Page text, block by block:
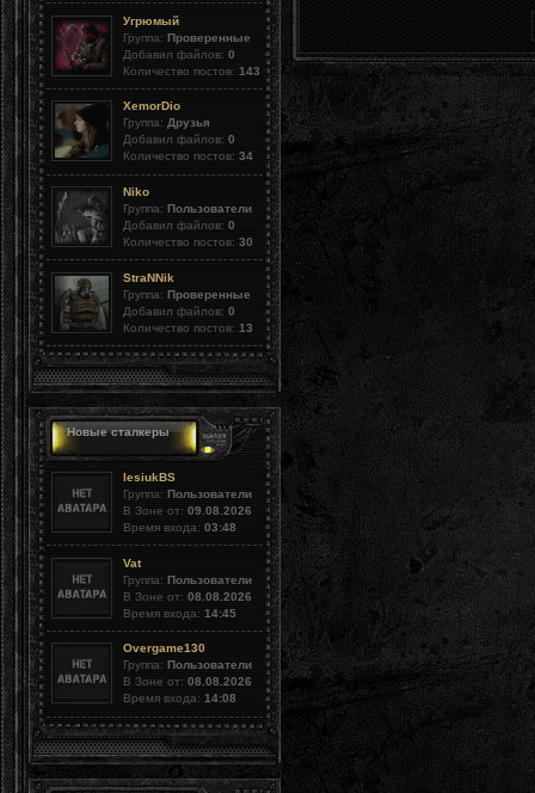
Угрюмый
Группа: Проверенные
Добавил файлов: 0
Количество постов: 143
XemorDio
Группа: Друзья
Добавил файлов: 0
Количество постов: 34
Niko
Группа: Пользователи
Добавил файлов: 0
Количество постов: 30
StraNNik
Группа: Проверенные
Добавил файлов: 0
Количество постов: 13
Новые сталкеры
lesiukBS
Группа: Пользователи
В Зоне от: 09.08.2026
Время входа: 03:48
Vat
Группа: Пользователи
В Зоне от: 08.08.2026
Время входа: 14:45
Overgame130
Группа: Пользователи
В Зоне от: 08.08.2026
Время входа: 14:08